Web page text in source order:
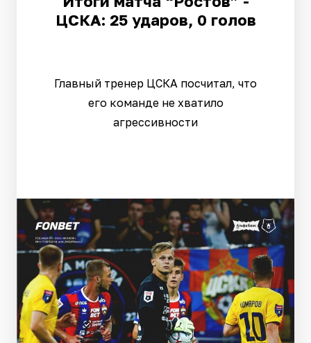
ЦСКА: 25 ударов, 0 голов
Главный тренер ЦСКА посчитал, что
его команде не хватило
агрессивности